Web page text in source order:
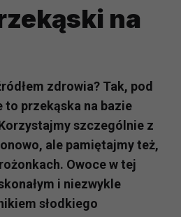
na
zdrowia? Tak, pod
to przekąska na bazie
szczególnie z
ale pamiętajmy też,
Owoce w tej
i niezwykle
słodkiego